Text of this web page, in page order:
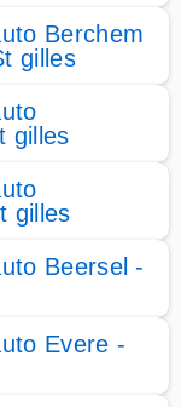
Berchem
gilles
gilles
gilles
Beersel -
Evere -